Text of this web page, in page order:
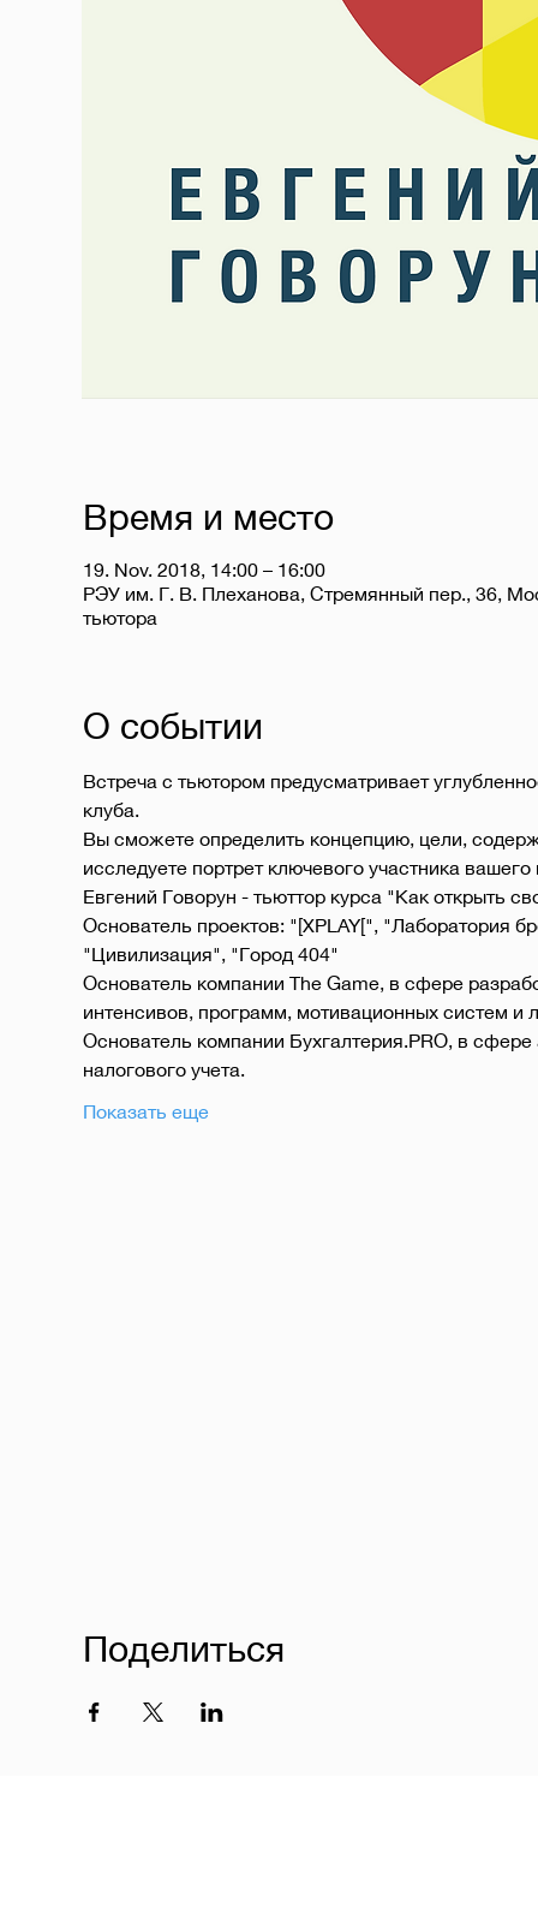
Время и место
19. Nov. 2018, 14:00 – 16:00
РЭУ им. Г. В. Плеханова, Стремянный пер., 36,
тьютора
О событии
Встреча с тьютором предусматривает
клуба.
Вы сможете определить концепцию, цели,
исследуете портрет ключевого участника
Евгений Говорун - тьюттор курса "Как открыть
Основатель проектов: "[XPLAY[", "Лаборатория
"Цивилизация", "Город 404"
Основатель компании The Game, в сфере
интенсивов, программ, мотивационных систем и
Основатель компании Бухгалтерия.PRO, в
налогового учета.
Показать еще
Поделиться